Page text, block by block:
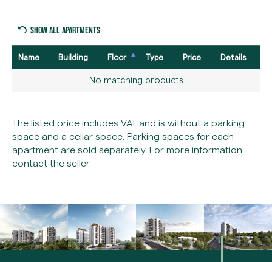
Show all apartments
Name Building Floor Type Price Details
No matching products
The listed price includes VAT and is without a parking
space and a cellar space. Parking spaces for each
apartment are sold separately. For more information
contact the seller.